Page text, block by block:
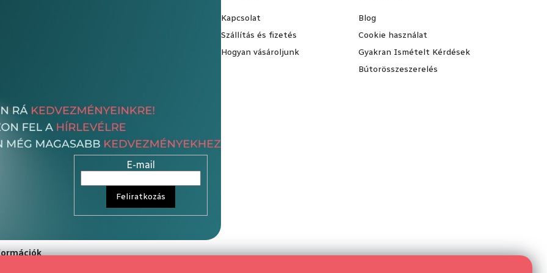
E-mail
Feliratkozás
Kapcsolat
Szállítás és fizetés
Hogyan vásároljunk
Blog
Cookie használat
Gyakran Ismételt Kérdések
Bútorösszeszerelés